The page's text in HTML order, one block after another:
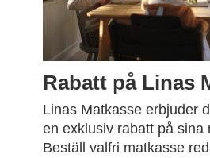
Rabatt på Linas
Linas Matkasse erbjuder
en exklusiv rabatt på sina
Beställ valfri matkasse